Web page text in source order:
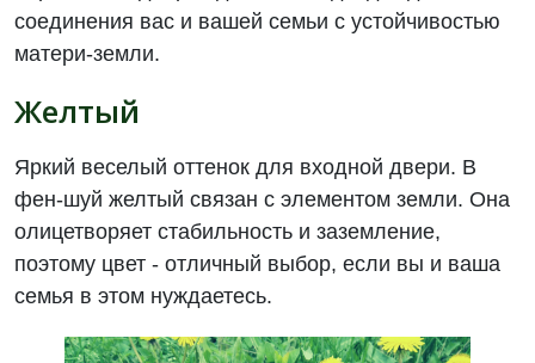
соединения вас и вашей семьи с устойчивостью
матери-земли.
Желтый
Яркий веселый оттенок для входной двери. В
фен-шуй желтый связан с элементом земли. Она
олицетворяет стабильность и заземление,
поэтому цвет - отличный выбор, если вы и ваша
семья в этом нуждаетесь.